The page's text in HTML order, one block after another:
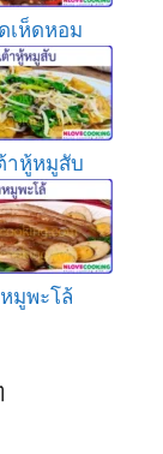
เห็ดหอม
าหู้หมูสับ
มูพะโล้